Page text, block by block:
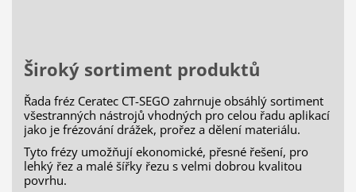
Široký sortiment produktů
Řada fréz Ceratec CT-SEGO zahrnuje obsáhlý sortiment
všestranných nástrojů vhodných pro celou řadu aplikací
jako je frézování drážek, prořez a dělení materiálu.
Tyto frézy umožňují ekonomické, přesné řešení, pro
lehký řez a malé šířky řezu s velmi dobrou kvalitou
povrhu.